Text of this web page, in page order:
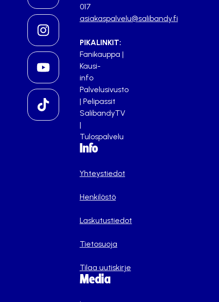
017
asiakaspalvelu@salibandy.fi
PIKALINKIT:
Fanikauppa |
Kausi-
info
Palvelusivusto
| Pelipassit
SalibandyTV
|
Tulospalvelu
Info
Yhteystiedot
Henkilöstö
Laskutustiedot
Tietosuoja
Tilaa uutiskirje
Media